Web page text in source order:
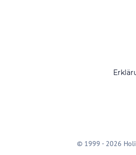
© 1999 - 2026